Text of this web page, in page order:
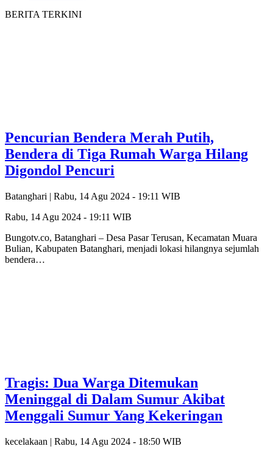
BERITA TERKINI
Pencurian Bendera Merah Putih,
Bendera di Tiga Rumah Warga Hilang
Digondol Pencuri
Batanghari | Rabu, 14 Agu 2024 - 19:11 WIB
Rabu, 14 Agu 2024 - 19:11 WIB
Bungotv.co, Batanghari – Desa Pasar Terusan, Kecamatan Muara
Bulian, Kabupaten Batanghari, menjadi lokasi hilangnya sejumlah
bendera…
Tragis: Dua Warga Ditemukan
Meninggal di Dalam Sumur Akibat
Menggali Sumur Yang Kekeringan
kecelakaan | Rabu, 14 Agu 2024 - 18:50 WIB